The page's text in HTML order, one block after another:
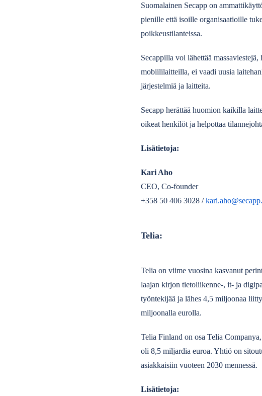
Suomalainen Secapp on
pienille että isoille organisaatioille
poikkeustilanteissa.
Secappilla voi lähettää
mobiililaitteilla, ei vaadi uusia
järjestelmiä ja laitteita.
Secapp herättää huomion kaikilla
oikeat henkilöt ja helpottaa
Lisätietoja:
Kari Aho
CEO, Co-founder
+358 50 406 3028 /
Telia:
Telia on viime vuosina kasvanut
laajan kirjon tietoliikenne-, it- ja
työntekijää ja lähes 4,5 miljoonaa
miljoonalla eurolla.
Telia Finland on osa Telia
oli 8,5 miljardia euroa. Yhtiö on
asiakkaisiin vuoteen 2030 mennessä.
Lisätietoja: